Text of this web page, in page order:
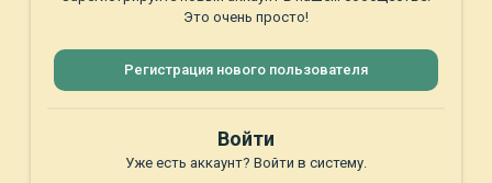
Это очень просто!
Регистрация нового пользователя
Войти
Уже есть аккаунт? Войти в систему.